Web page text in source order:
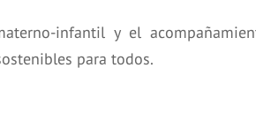
infantil y el
para todos.